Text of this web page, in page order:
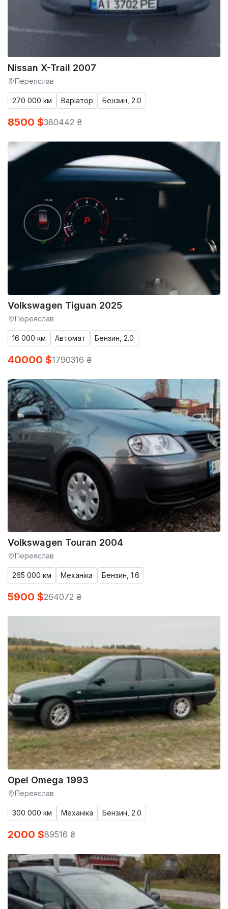
Nissan X-Trail 2007
Переяслав
270 000 км Варіатор Бензин, 2.0
8500 $380442 ₴
Volkswagen Tiguan 2025
Переяслав
16 000 км Автомат Бензин, 2.0
40000 $1790316 ₴
Volkswagen Touran 2004
Переяслав
265 000 км Механіка Бензин, 1.6
5900 $264072 ₴
Opel Omega 1993
Переяслав
300 000 км Механіка Бензин, 2.0
2000 $89516 ₴